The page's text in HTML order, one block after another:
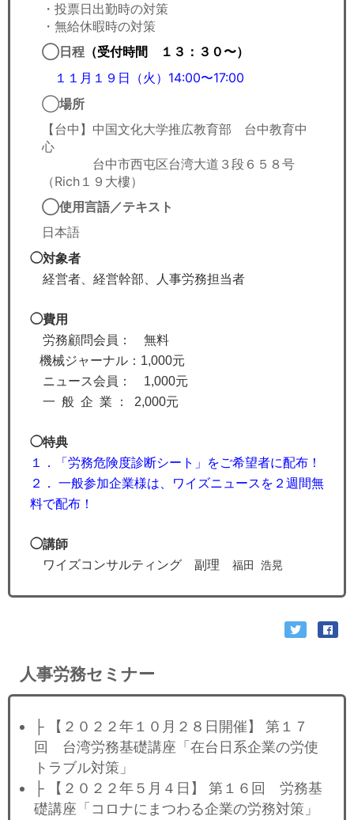
・投票日出勤時の対策
・無給休暇時の対策
◯日程 （受付時間 １３：３０〜）
１１ 月１９日（火）14:00〜17:00
◯場所
【台中】 中国文化大学推広教育部 台中教育中
心
台中市西屯区台湾大道３段６５８号
（Rich１９大樓）
◯使用言語／テキスト
日本語
◯対象者
経営者、経営幹部、人事労務担当者
◯費用
労務顧問会員： 無料
機械ジャーナル： 1,000元
ニュース会員： 1,000元
一 般 企 業 ： 2,000元
◯特典
１．「労務危険度診断シート」をご希望者に配布！
２． 一般参加企業様は、ワイズニュースを２週間無
料で配布！
◯講師
ワイズコンサルティング 副理 福田 浩晃
人事労務セミナー
├ 【２０２２年１０月２８日開催】 第１７
回 台湾労務基礎講座「在台日系企業の労使
トラブル対策」
├ 【２０２２年５月４日】 第１６回 労務基
礎講座「コロナにまつわる企業の労務対策」